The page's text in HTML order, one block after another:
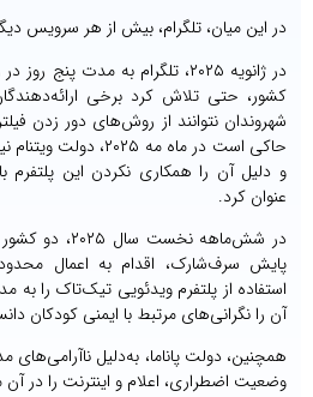
در این میان، تلگرام، بیش از هر سرویس
در ژانویه ۲۰۲۵، تلگرام به مدت
شهروندان نتوانند از روش‌های دور زدن
حاکی است در ماه مه
و دلیل آن را همکاری ‌نکردن این پلتفرم
عنوان کرد.
در شش‌ماهه نخست
پایش سرف‌شارک، اقدام به اعمال
استفاده از پلتفرم ویدئویی تیک‌تاک را
آن را نگرانی‌های مرتبط با ایمنی کودکان
همچنین، دولت پاناما، به‌دلیل
وضعیت اضطراری، اعلام و اینترنت را در